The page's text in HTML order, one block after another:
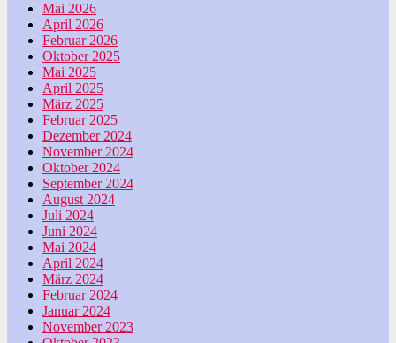
Mai 2026
April 2026
Februar 2026
Oktober 2025
Mai 2025
April 2025
März 2025
Februar 2025
Dezember 2024
November 2024
Oktober 2024
September 2024
August 2024
Juli 2024
Juni 2024
Mai 2024
April 2024
März 2024
Februar 2024
Januar 2024
November 2023